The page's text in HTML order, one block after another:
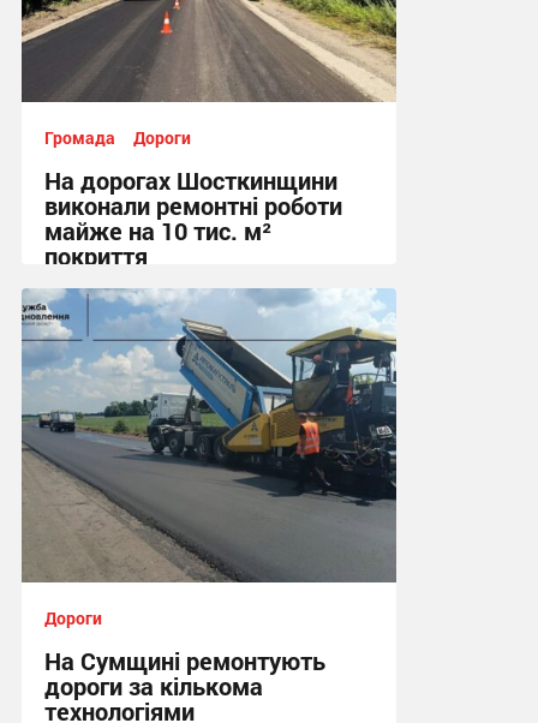
Громада Дороги
На дорогах Шосткинщини
виконали ремонтні роботи
майже на 10 тис. м²
покриття
20:02, 23.07.2026
Дороги
На Сумщині ремонтують
дороги за кількома
технологіями